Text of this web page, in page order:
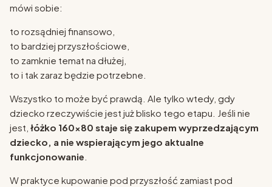
mówi sobie:
to rozsądniej finansowo,
to bardziej przyszłościowe,
to zamknie temat na dłużej,
to i tak zaraz będzie potrzebne.
Wszystko to może być prawdą. Ale tylko wtedy, gdy
dziecko rzeczywiście jest już blisko tego etapu. Jeśli nie
jest, łóżko 160x80 staje się zakupem wyprzedzającym
dziecko, a nie wspierającym jego aktualne
funkcjonowanie
W praktyce kupowanie pod przyszłość zamiast pod